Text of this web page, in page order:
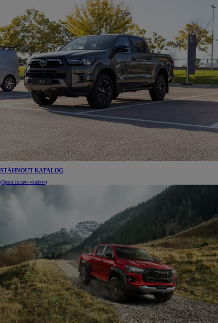
STÁHNOUT KATALOG
(Opens in new window)